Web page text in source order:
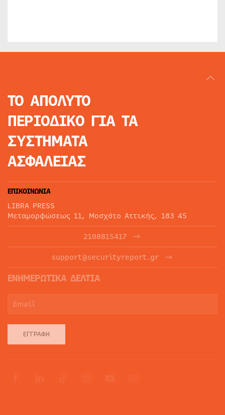
ΤΟ ΑΠΟΛΥΤΟ
ΠΕΡΙΟΔΙΚΟ ΓΙΑ ΤΑ
ΣΥΣΤΗΜΑΤΑ
ΑΣΦΑΛΕΙΑΣ
ΕΠΙΚΟΙΝΩΝΙΑ
LIBRA PRESS
Μεταμορφώσεως 11, Μοσχάτο Αττικής, 183 45
2108815417
support@securityreport.gr
ΕΝΗΜΕΡΩΤΙΚΑ ΔΕΛΤΙΑ
ΕΓΓΡΑΦΉ